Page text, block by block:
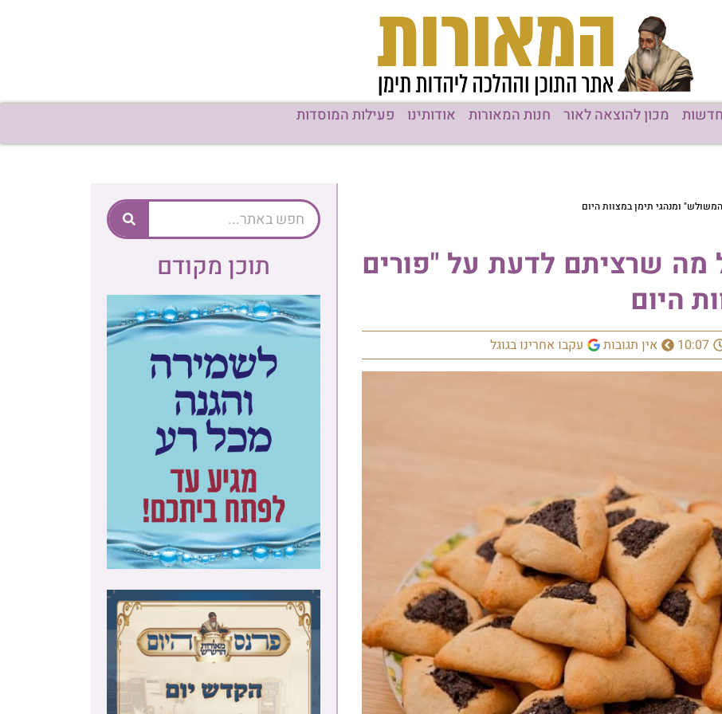
חדשות מכון להוצאה לאור חנות המאורות אודותינו פעילות המוסדות
ומנהגי תימן במצוות היום
מה שרציתם לדעת על "פורים
היום
10:07 אין תגובות עקבו אחרינו בגוגל
תוכן מקודם